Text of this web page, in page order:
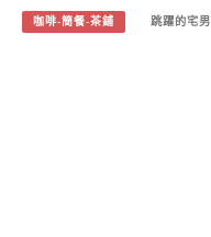
咖啡-簡餐-茶鋪 跳躍的宅男